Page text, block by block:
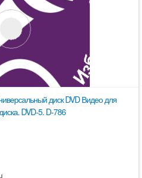
диск DVD Видео для
DVD-5. D-786